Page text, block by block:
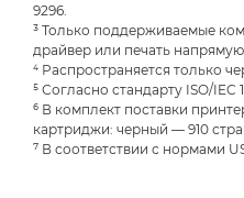
9296.
³ Только поддерживаемые
драйвер или печать
⁴ Распространяется только
⁵ Согласно стандарту ISO/IEC
⁶ В комплект поставки
картриджи: черный — 910
⁷ В соответствии с нормами